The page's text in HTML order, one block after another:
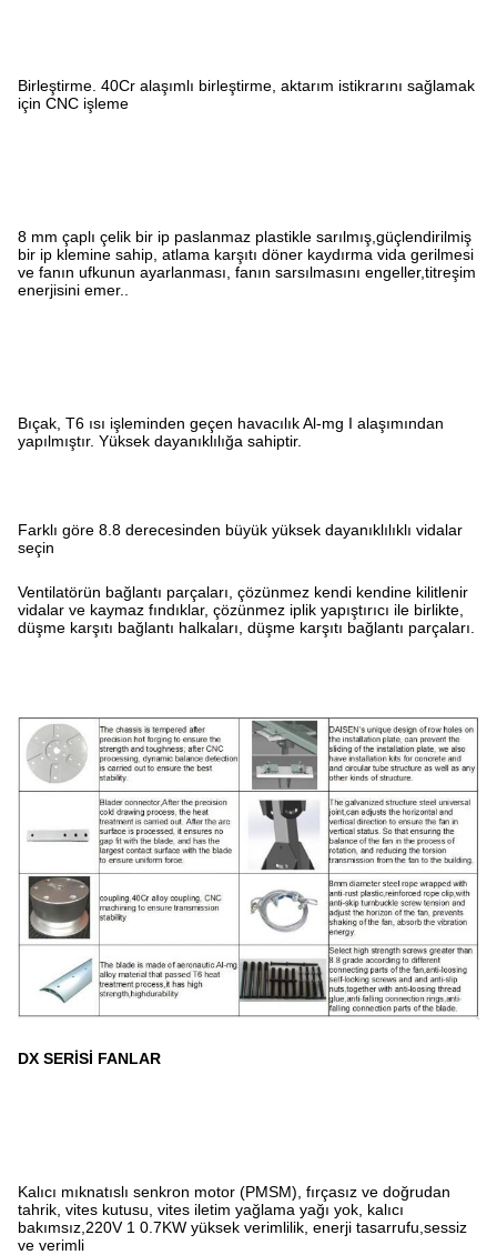
Birleştirme. 40Cr alaşımlı birleştirme, aktarım istikrarını sağlamak
için CNC işleme
8 mm çaplı çelik bir ip paslanmaz plastikle sarılmış,güçlendirilmiş
bir ip klemine sahip, atlama karşıtı döner kaydırma vida gerilmesi
ve fanın ufkunun ayarlanması, fanın sarsılmasını engeller,titreşim
enerjisini emer..
Bıçak, T6 ısı işleminden geçen havacılık Al-mg I alaşımından
yapılmıştır. Yüksek dayanıklılığa sahiptir.
Farklı göre 8.8 derecesinden büyük yüksek dayanıklılıklı vidalar
seçin
Ventilatörün bağlantı parçaları, çözünmez kendi kendine kilitlenir
vidalar ve kaymaz fındıklar, çözünmez iplik yapıştırıcı ile birlikte,
düşme karşıtı bağlantı halkaları, düşme karşıtı bağlantı parçaları.
DX SERİSİ FANLAR
Kalıcı mıknatıslı senkron motor (PMSM), fırçasız ve doğrudan
tahrik, vites kutusu, vites iletim yağlama yağı yok, kalıcı
bakımsız,220V 1 0.7KW yüksek verimlilik, enerji tasarrufu,sessiz
ve verimli